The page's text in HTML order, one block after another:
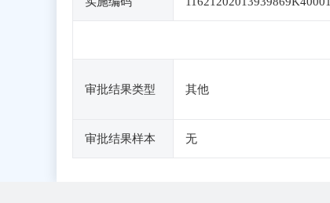
审批结果类型 其他
审批结果样本 无